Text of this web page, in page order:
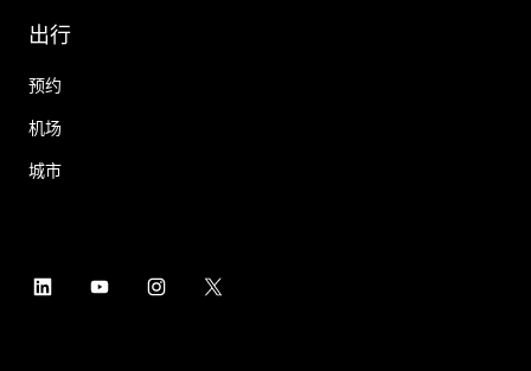
出行
预约
机场
城市